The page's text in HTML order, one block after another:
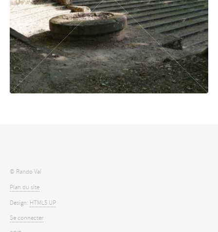
© Rando Val
Plan du site
Design: HTML5 UP
Se connecter